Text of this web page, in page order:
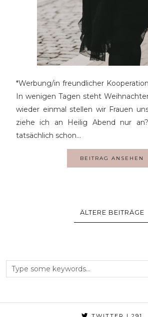
*Werbung/in freundlicher
In wenigen Tagen steht
wieder einmal stellen wir Frauen
ziehe ich an Heilig Abend nur
tatsächlich schon…
BEITRAG ANSEHEN
ÄLTERE BEITRÄGE